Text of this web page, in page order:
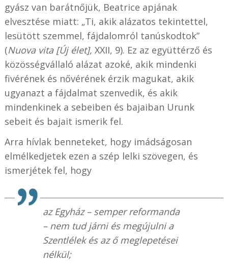
gyász van barátnőjük, Beatrice apjának
elvesztése miatt: „Ti, akik alázatos tekintettel,
lesütött szemmel, fájdalomról tanúskodtok”
(Nuova vita [Új élet], XXII, 9). Ez az együttérző és
közösségvállaló alázat azoké, akik mindenki
fivérének és nővérének érzik magukat, akik
ugyanazt a fájdalmat szenvedik, és akik
mindenkinek a sebeiben és bajaiban Urunk
sebeit és bajait ismerik fel.
Arra hívlak benneteket, hogy imádságosan
elmélkedjetek ezen a szép lelki szövegen, és
ismerjétek fel, hogy
az Egyház – semper reformanda
– nem tud járni és megújulni a
Szentlélek és az ő meglepetései
nélkül;